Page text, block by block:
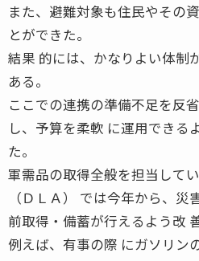
また、避難対象も住民やその
とができた。
結果 的には、かなりよい体制
ある。
ここでの連携の準備不足を反
し、予算を柔軟 に運用できる
た。
軍需品の取得全般を担当して
（ＤＬＡ） では今年から、
前取得・備蓄が行えるよう改
例えば、有事の際 にガソリン